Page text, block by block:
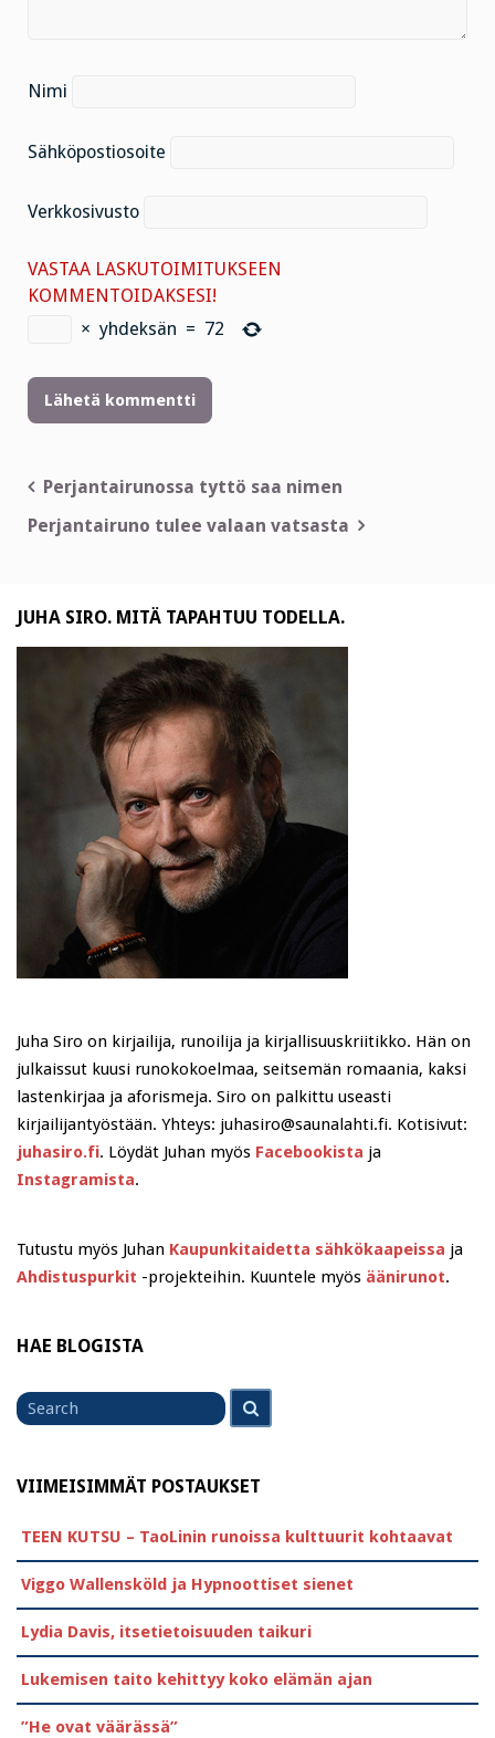
Nimi
Sähköpostiosoite
Verkkosivusto
VASTAA LASKUTOIMITUKSEEN
KOMMENTOIDAKSESI!
× yhdeksän = 72
Artikkelien
selaus
Perjantairunossa tyttö saa nimen
Perjantairuno tulee valaan vatsasta
JUHA SIRO. MITÄ TAPAHTUU TODELLA.
Juha Siro on kirjailija, runoilija ja kirjallisuuskriitikko. Hän on
julkaissut kuusi runokokoelmaa, seitsemän romaania, kaksi
lastenkirjaa ja aforismeja. Siro on palkittu useasti
kirjailijantyöstään. Yhteys: juhasiro@saunalahti.fi. Kotisivut:
juhasiro.fi. Löydät Juhan myös Facebookista ja
Instagramista.
Tutustu myös Juhan Kaupunkitaidetta sähkökaapeissa ja
Ahdistuspurkit -projekteihin. Kuuntele myös äänirunot.
HAE BLOGISTA
Search
for
VIIMEISIMMÄT POSTAUKSET
TEEN KUTSU – TaoLinin runoissa kulttuurit kohtaavat
Viggo Wallensköld ja Hypnoottiset sienet
Lydia Davis, itsetietoisuuden taikuri
Lukemisen taito kehittyy koko elämän ajan
”He ovat väärässä”